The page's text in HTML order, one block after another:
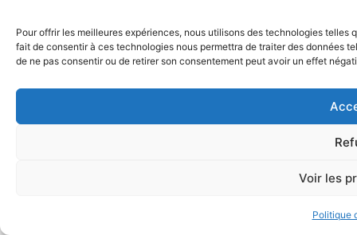
Pour offrir les meilleures expériences, nous utilisons des technologies
fait de consentir à ces technologies nous permettra de traiter des données
de ne pas consentir ou de retirer son consentement peut avoir un effet
Voir les
Politique